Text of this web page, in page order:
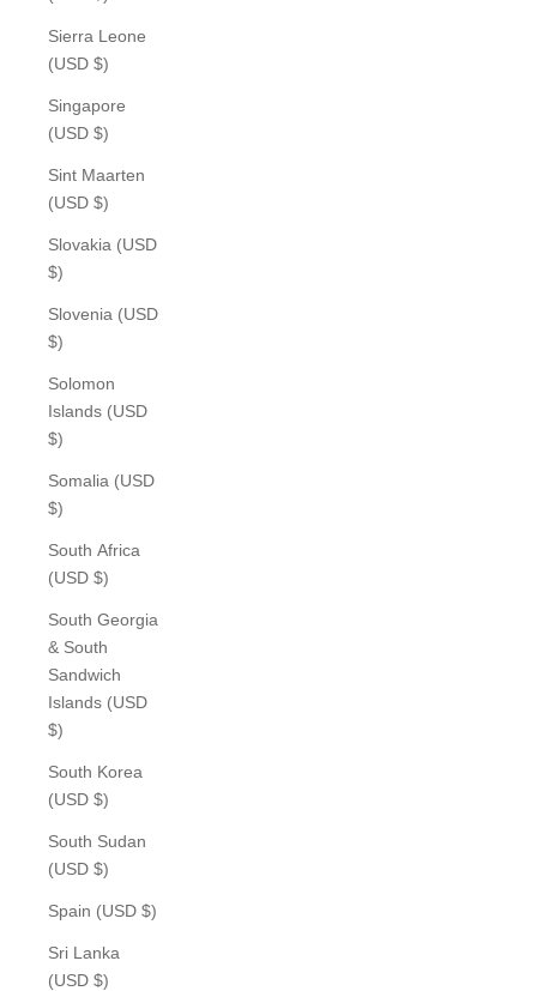
Sierra Leone
(USD $)
Singapore
(USD $)
Sint Maarten
(USD $)
Slovakia (USD
$)
Slovenia (USD
$)
Solomon
Islands (USD
$)
Somalia (USD
$)
South Africa
(USD $)
South Georgia
& South
Sandwich
Islands (USD
$)
South Korea
(USD $)
South Sudan
(USD $)
Spain (USD $)
Sri Lanka
(USD $)